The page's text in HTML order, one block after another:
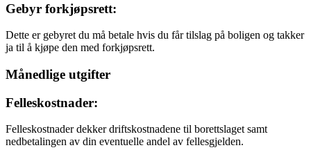
Gebyr forkjøpsrett:
Dette er gebyret du må betale hvis du får tilslag på boligen og takker
ja til å kjøpe den med forkjøpsrett.
Månedlige utgifter
Felleskostnader:
Felleskostnader dekker driftskostnadene til borettslaget samt
nedbetalingen av din eventuelle andel av fellesgjelden.